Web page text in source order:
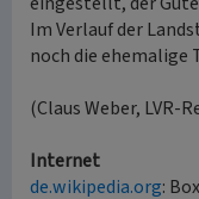
Im Verlauf der
noch die ehemalige
(Claus Weber, LVR-
Internet
de.wikipedia.org: